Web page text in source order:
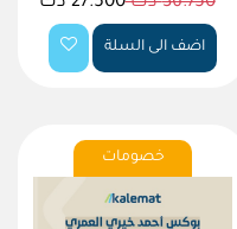
اضف الى السلة
خصومات